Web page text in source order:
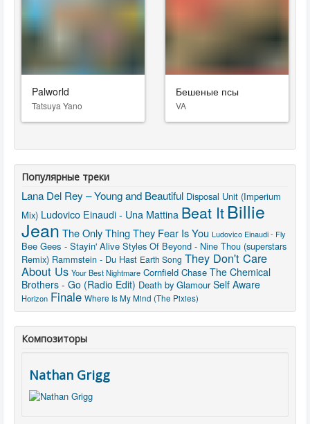
Palworld
Tatsuya Yano
Бешеные псы
VA
Популярные треки
Lana Del Rey – Young and Beautiful Disposal Unit (Imperium
Mix) Ludovico Einaudi - Una Mattina Beat ItBillie
Jean The Only Thing They Fear Is You Ludovico Einaudi - Fly
Bee Gees - Stayin' Alive Styles Of Beyond - Nine Thou (superstars
Remix) Rammstein - Du Hast Earth Song They Don't Care
About Us Your Best Nightmare Cornfield Chase The Chemical
Brothers - Go (Radio Edit) Death by Glamour Self Aware
Horizon Finale Where Is My Mind (The Pixies)
Композиторы
Nathan Grigg